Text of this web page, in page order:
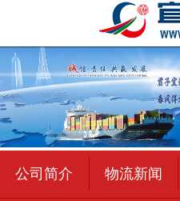
公司简介 物流新闻